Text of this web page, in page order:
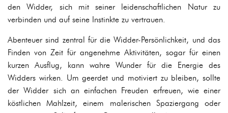
den Widder, sich mit seiner leidenschaftlichen Natur zu
verbinden und auf seine Instinkte zu vertrauen.
Abenteuer sind zentral für die Widder-Persönlichkeit, und das
Finden von Zeit für angenehme Aktivitäten, sogar für einen
kurzen Ausflug, kann wahre Wunder für die Energie des
Widders wirken. Um geerdet und motiviert zu bleiben, sollte
der Widder sich an einfachen Freuden erfreuen, wie einer
köstlichen Mahlzeit, einem malerischen Spaziergang oder